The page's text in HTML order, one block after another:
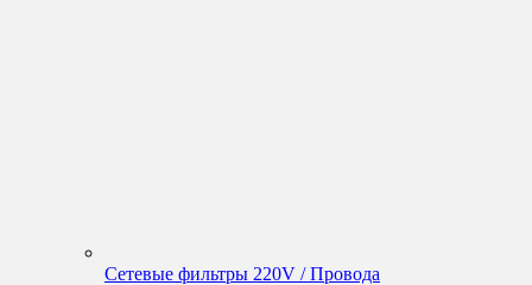
Сетевые фильтры 220V / Провода